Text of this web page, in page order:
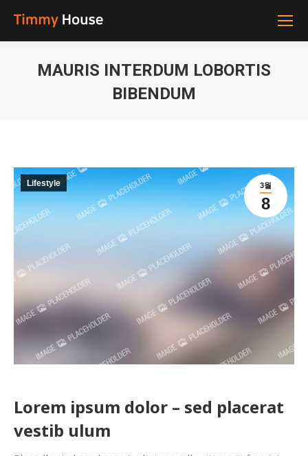
MAURIS INTERDUM LOBORTIS
BIBENDUM
3월
8
Lifestyle
Lorem ipsum dolor – sed placerat
vestib ulum